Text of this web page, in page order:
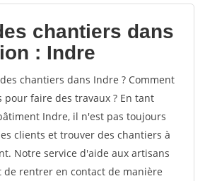
votes
chantiers dans
: Indre
chantiers dans Indre ? Comment
faire des travaux ? En tant
Indre, il n'est pas toujours
clients et trouver des chantiers à
Notre service d'aide aux artisans
de rentrer en contact de manière